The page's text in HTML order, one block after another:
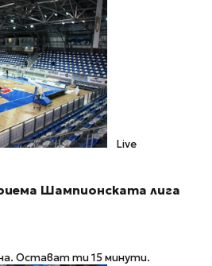
Live
Шампионската лига
Остават ти 15 минути.